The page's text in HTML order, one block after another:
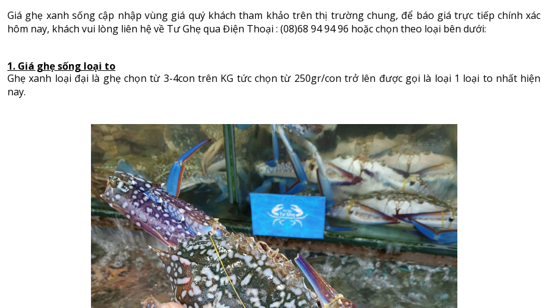
Giá ghẹ xanh sống cập nhập vùng giá quý khách tham khảo trên thị trường chung, để báo giá trực tiếp chính xác
hôm nay, khách vui lòng liên hệ về Tư Ghẹ qua Điện Thoại : (08)68 94 94 96 hoặc chọn theo loại bên dưới:
1. Giá ghẹ sống loại to
Ghẹ xanh loại đại là ghẹ chọn từ 3-4con trên KG tức chọn từ 250gr/con trở lên được gọi là loại 1 loại to nhất hiện
nay.